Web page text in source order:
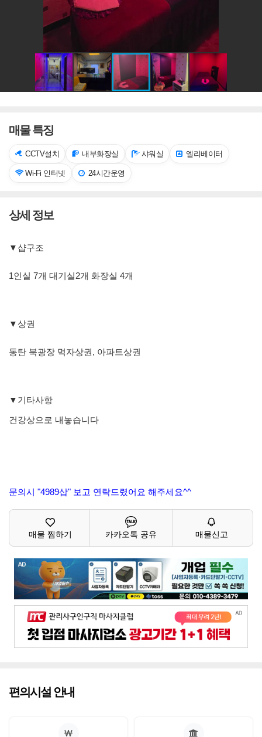
매물 특징
CCTV설치 내부화장실 샤워실 엘리베이터
Wi-Fi 인터넷 24시간운영
상세 정보
▼샵구조
1인실 7개 대기실2개 화장실 4개
▼상권
동탄 북광장 먹자상권, 아파트상권
▼기타사항
건강상으로 내놓습니다
문의시 "4989샵" 보고 연락드렸어요 해주세요^^
매물 찜하기 카카오톡 공유 매물신고
편의시설 안내